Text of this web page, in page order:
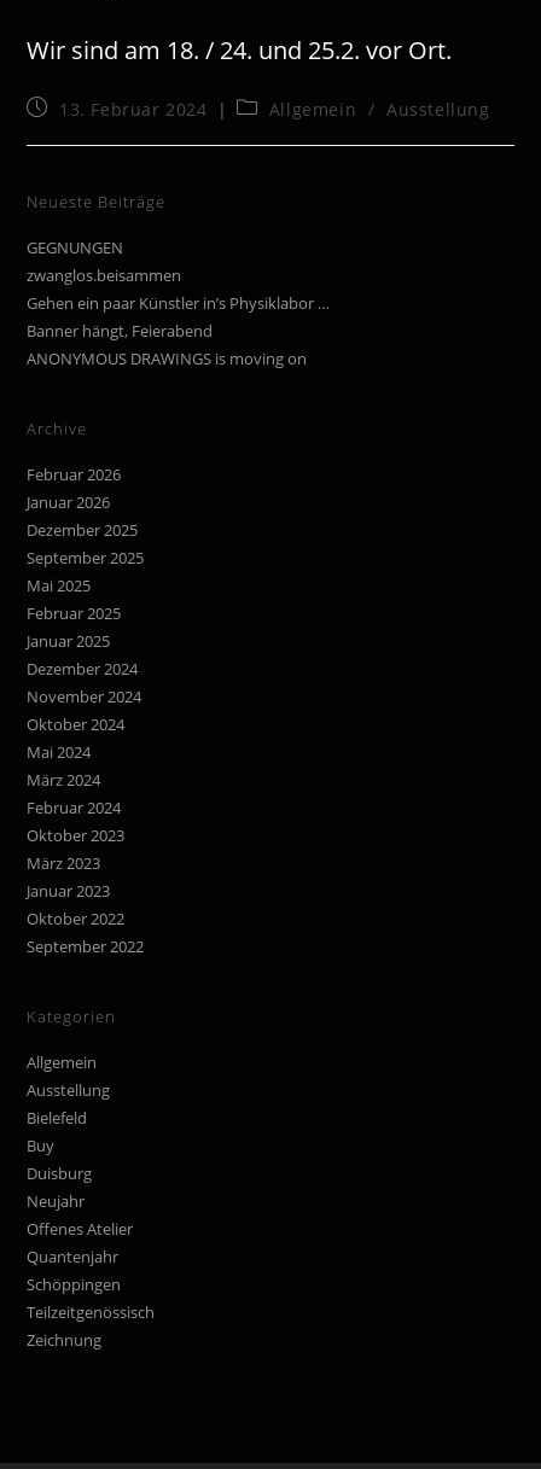
Wir sind am 18. / 24. und 25.2. vor Ort.
Beitrag13. Februar 2024
Beitrags-
Allgemein / Ausstellung
Neueste Beiträge
GEGNUNGEN
zwanglos.beisammen
Gehen ein paar Künstler in’s Physiklabor …
Banner hängt, Feierabend
ANONYMOUS DRAWINGS is moving on
Archive
Februar 2026
Januar 2026
Dezember 2025
September 2025
Mai 2025
Februar 2025
Januar 2025
Dezember 2024
November 2024
Oktober 2024
Mai 2024
März 2024
Februar 2024
Oktober 2023
März 2023
Januar 2023
Oktober 2022
September 2022
Kategorien
Allgemein
Ausstellung
Bielefeld
Buy
Duisburg
Neujahr
Offenes Atelier
Quantenjahr
Schöppingen
Teilzeitgenössisch
Zeichnung